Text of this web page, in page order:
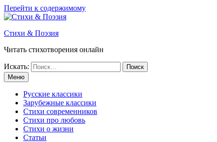
Перейти к содержимому
Стихи & Поэзия
Читать стихотворения онлайн
Искать:
Меню
Русские классики
Зарубежные классики
Стихи современников
Стихи про любовь
Стихи о жизни
Статьи